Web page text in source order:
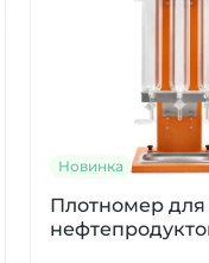
Новинка
Плотномер для